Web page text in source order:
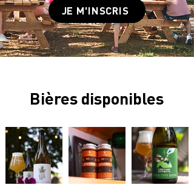
JE M'INSCRIS
Bières disponibles